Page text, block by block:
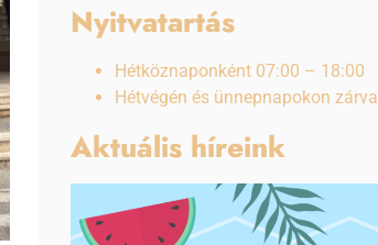
Nyitvatartás
Hétköznaponként 07:00 – 18:00
Hétvégén és ünnepnapokon zárva
Aktuális híreink